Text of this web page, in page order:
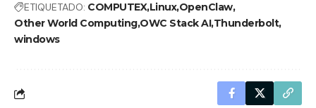
ETIQUETADO: COMPUTEXLinuxOpenClaw
Other World ComputingOWC Stack AIThunderbolt
windows